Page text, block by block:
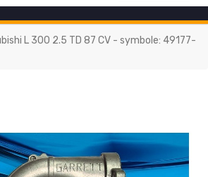
L 300 2.5 TD 87 CV - symbole: 49177-